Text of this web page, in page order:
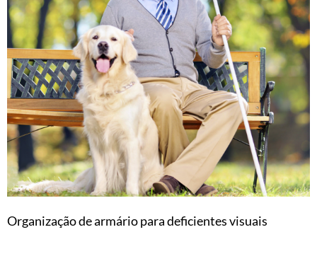
Organização de armário para deficientes visuais